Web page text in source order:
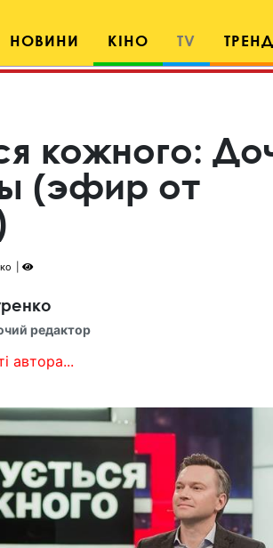
НОВИНИ КІНО TV
кожного:
(эфир от
редактор
автора...